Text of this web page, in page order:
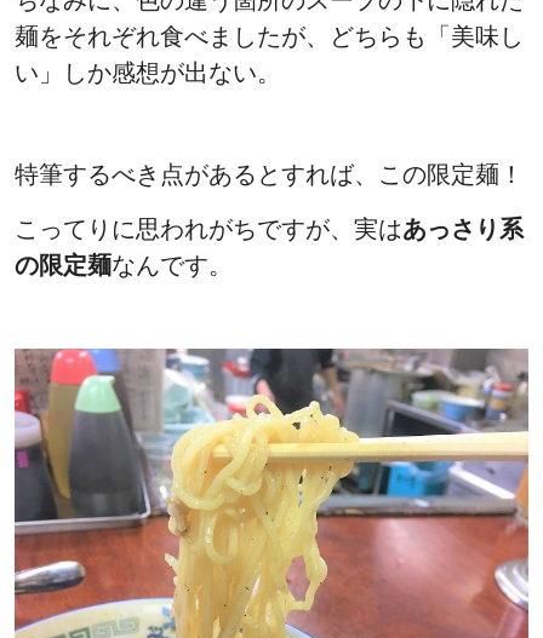
麺をそれぞれ食べましたが、どちらも「美味し
い」しか感想が出ない。
特筆するべき点があるとすれば、この限定麺！
こってりに思われがちですが、実はあっさり系
の限定麺なんです。